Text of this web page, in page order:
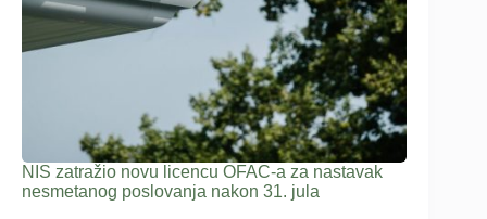
NIS zatražio novu licencu OFAC-a za nastavak
nesmetanog poslovanja nakon 31. jula